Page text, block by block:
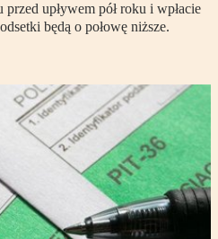
upływem pół roku i wpłacie
będą o połowę niższe.